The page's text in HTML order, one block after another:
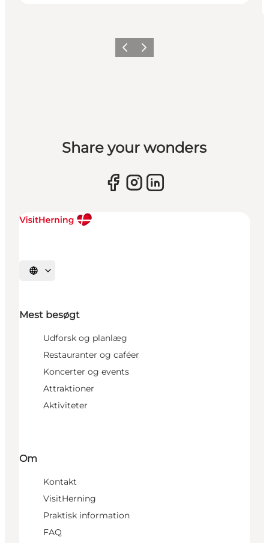
Forrige billede
Næste billede
Share your wonders
Vælg sprog
Mest besøgt
Udforsk og planlæg
Restauranter og caféer
Koncerter og events
Attraktioner
Aktiviteter
Om
Kontakt
VisitHerning
Praktisk information
FAQ